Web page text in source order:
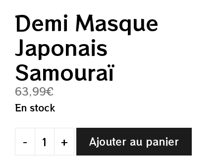
Demi Masque
Japonais
Samouraï
63,99€
En stock
-
quantité
+ Ajouter au panier